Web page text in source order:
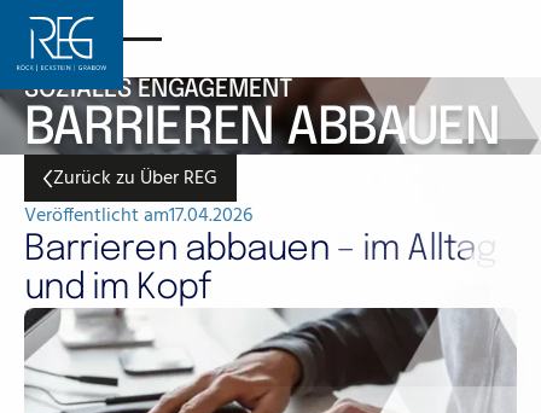
SOZIALES ENGAGEMENT
BARRIEREN ABBAUEN
Veröffentlicht am17.04.2026
Zurück zu Über REG
Zurück zu Über REG
Barrieren abbauen – im Alltag
und im Kopf